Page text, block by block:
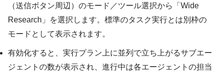
（送信ボタン周辺）のモード／ツール選択から「Wide
Research」を選択します。標準のタスク実行とは別枠の
モードとして表示されます。
有効化すると、実行プラン上に並列で立ち上がるサブエー
ジェントの数が表示され、進行中は各エージェントの担当